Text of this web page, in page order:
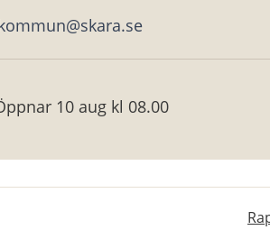
10 aug kl 08.00